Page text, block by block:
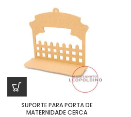
SUPORTE PARA PORTA DE
MATERNIDADE CERCA